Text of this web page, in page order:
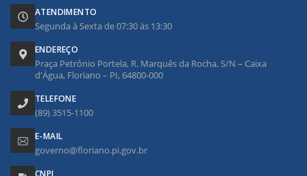
ATENDIMENTO
Segunda à Sexta de 07:30 às 13:30
ENDEREÇO
Praça Petrônio Portela, R. Marquês da Rocha, S/N – Caixa
d'Água, Floriano – PI, 64800-000
TELEFONE
(89) 3515-1100
E-MAIL
governo@floriano.pi.gov.br